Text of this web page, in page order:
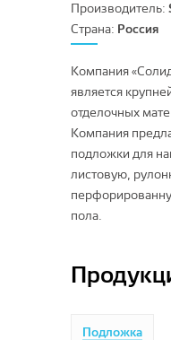
Forbo
Kronostar
Ламинат
Kastamonu
BFS EUROPE
Россия
Sintelon
Китай
Производитель:
Страна: Россия
Компания
является
отделочных
Компания
подложки для
листовую,
пола.
Подложка